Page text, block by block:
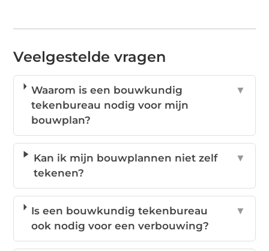
Veelgestelde vragen
Waarom is een bouwkundig
tekenbureau nodig voor mijn
bouwplan?
▼
Kan ik mijn bouwplannen niet zelf
tekenen?
▼
Is een bouwkundig tekenbureau
ook nodig voor een verbouwing?
▼